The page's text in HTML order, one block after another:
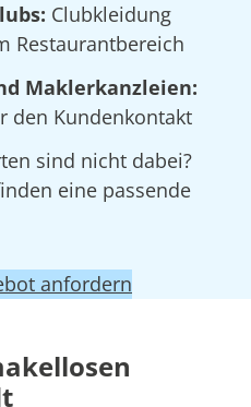
Clubkleidung
Restaurantbereich
Maklerkanzleien:
den Kundenkontakt
sind nicht dabei?
eine passende
anfordern